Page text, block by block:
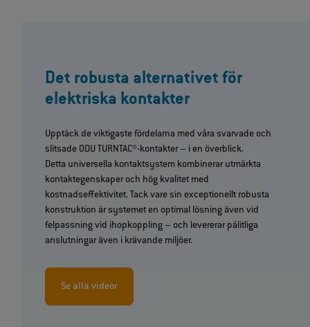
Det robusta alternativet för
elektriska kontakter
Upptäck de viktigaste fördelarna med våra svarvade och
slitsade ODU TURNTAC®-kontakter – i en överblick.
Detta universella kontaktsystem kombinerar utmärkta
kontaktegenskaper och hög kvalitet med
kostnadseffektivitet. Tack vare sin exceptionellt robusta
konstruktion är systemet en optimal lösning även vid
felpassning vid ihopkoppling – och levererar pålitliga
anslutningar även i krävande miljöer.
Se alla videor